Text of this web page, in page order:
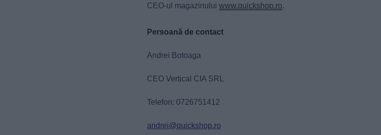
CEO-ul magazinului www.quickshop.ro.
Persoană de contact
Andrei Botoaga
CEO Vertical CIA SRL
Telefon: 0726751412
andrei@quickshop.ro